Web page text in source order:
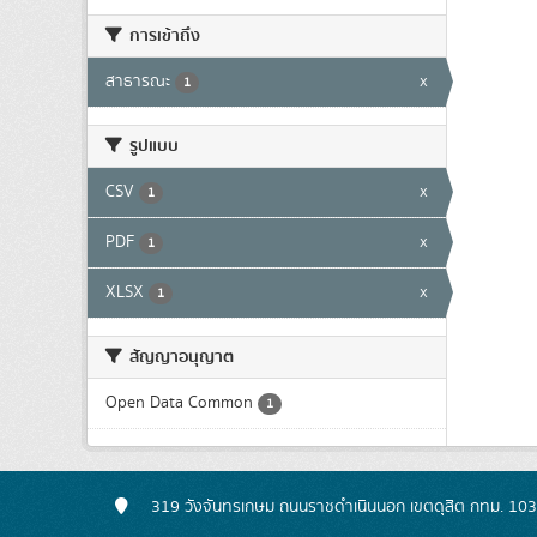
การเข้าถึง
สาธารณะ 1 x
รูปแบบ
CSV 1 x
PDF 1 x
XLSX 1 x
สัญญาอนุญาต
Open Data Common 1
319 วังจันทรเกษม ถนนราชดำเนินนอก เขตดุสิต กทม.